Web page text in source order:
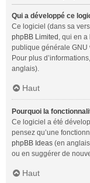
Qui a développé ce
Ce logiciel (dans sa
phpBB Limited , qui en a
publique générale GNU
Pour plus
anglais).
Haut
Pourquoi la
Ce logiciel a été
pensez qu’une
phpBB Ideas (en
ou en suggérer de
Haut